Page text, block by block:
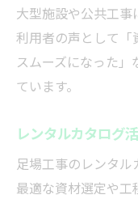
大型施設や公共工事
利用者の声として「
スムーズになった
ています。
レンタルカタログ
足場工事のレンタ
最適な資材選定や工